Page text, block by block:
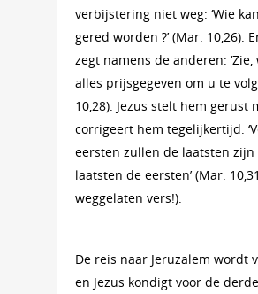
verbijstering niet weg: ‘Wie
gered worden ?’ (Mar. 10,26).
zegt namens de anderen:
alles prijsgegeven om u te
10,28). Jezus stelt hem gerust
corrigeert hem tegelijkertijd:
eersten zullen de laatsten zijn
laatsten de eersten’ (Mar.
weggelaten vers!).
De reis naar Jeruzalem wordt
en Jezus kondigt voor de